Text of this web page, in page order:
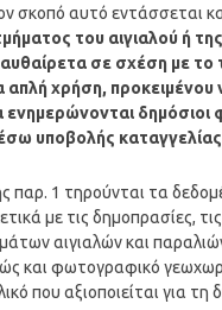
σκοπό αυτό εντάσσεται
του αιγιαλού ή
σε σχέση με το
απλή χρήση, προκειμένου
ενημερώνονται δημόσιοι
υποβολής
παρ. 1 τηρούνται τα
με τις δημοπρασίες,
αιγιαλών και
και φωτογραφικό
που αξιοποιείται για τη